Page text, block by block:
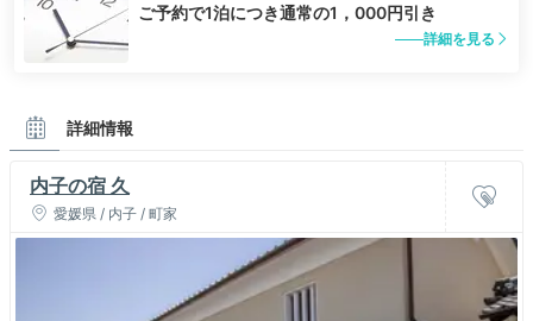
ご予約で1泊につき通常の1，000円引き
詳細を見る
詳細情報
内子の宿 久
愛媛県 / 内子 / 町家